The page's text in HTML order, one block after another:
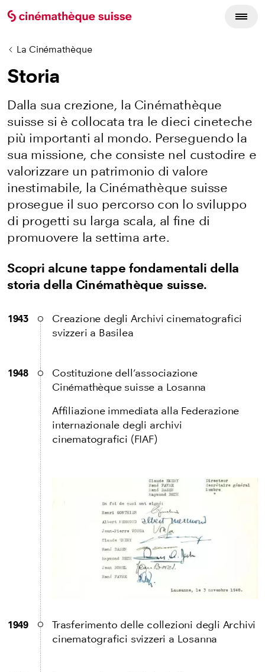
La Cinémathèque
Storia
Dalla sua crezione, la Cinémathèque
suisse si è collocata tra le dieci cineteche
più importanti al mondo. Perseguendo la
sua missione, che consiste nel custodire e
valorizzare un patrimonio di valore
inestimabile, la Cinémathèque suisse
prosegue il suo percorso con lo sviluppo
di progetti su larga scala, al fine di
promuovere la settima arte.
Scopri alcune tappe fondamentali della
storia della Cinémathèque suisse.
1943
Creazione degli Archivi cinematografici
svizzeri a Basilea
1948
Costituzione dell’associazione
Cinémathèque suisse a Losanna
Affiliazione immediata alla Federazione
internazionale degli archivi
cinematografici (FIAF)
1949
Trasferimento delle collezioni degli Archivi
cinematografici svizzeri a Losanna